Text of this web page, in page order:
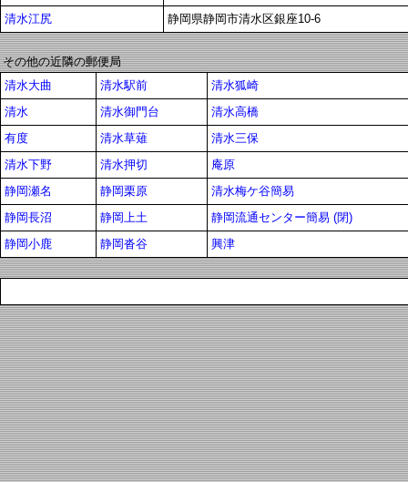
清水江尻
静岡県静岡市清水区銀座10-6
その他の近隣の郵便局
清水大曲
清水駅前
清水狐崎
清水
清水御門台
清水高橋
有度
清水草薙
清水三保
清水下野
清水押切
庵原
静岡瀬名
静岡栗原
清水梅ケ谷簡易
静岡長沼
静岡上土
静岡流通センター簡易 (閉)
静岡小鹿
静岡沓谷 興津